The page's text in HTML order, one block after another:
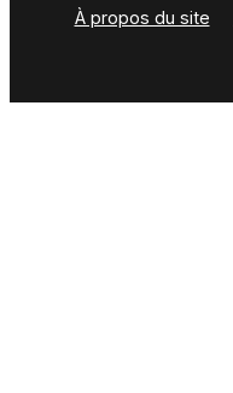
À propos du site